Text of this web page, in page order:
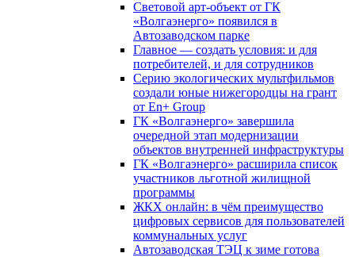
Световой арт-объект от ГК
«Волгаэнерго» появился в
Автозаводском парке
Главное — создать условия: и для
потребителей, и для сотрудников
Серию экологических мультфильмов
создали юные нижегородцы на грант
от En+ Group
ГК «Волгаэнерго» завершила
очередной этап модернизации
объектов внутренней инфраструктуры
ГК «Волгаэнерго» расширила список
участников льготной жилищной
программы
ЖКХ онлайн: в чём преимущество
цифровых сервисов для пользователей
коммунальных услуг
Автозаводская ТЭЦ к зиме готова